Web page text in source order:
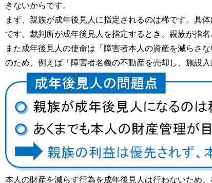
きないからです。
まず、親族が成年後見人に指定されるのは稀です。具
です。裁判所が成年後見人を指定するとき、親族が指名
また成年後見人の使命は「障害者本人の資産を減らさ
のため、例えば「障害者名義の不動産を売却し、施設
本人の財産を減らす行為を成年後見人は行わないため